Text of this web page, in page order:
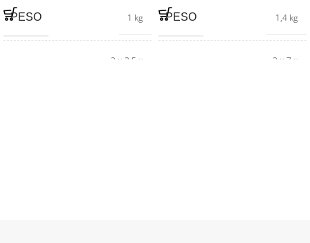
PESO 1 kg
3 × 3,5 ×
PESO 1,4 kg
3 × 7 ×